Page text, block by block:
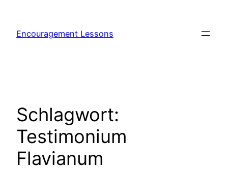
Encouragement Lessons
Schlagwort:
Testimonium
Flavianum